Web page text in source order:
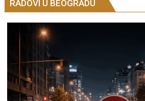
RADOVI U BEOGRADU